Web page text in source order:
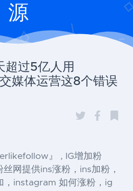
源
超过5亿人用
媒体运营这8个错误
』 , IG增加粉
网提供ins涨粉，ins加粉，
，instagram 如何涨粉，ig